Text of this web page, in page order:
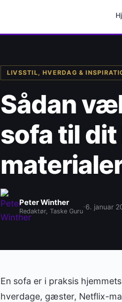
LIVSSTIL, HVERDAG &
Sådan
sofa til dit
Peter Winther
Redaktør, Taske Guru·6. januar
En sofa er i praksis
hverdage, gæster, Netflix-